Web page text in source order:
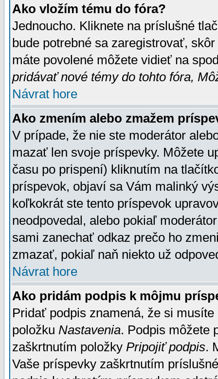
Ako vložím tému do fóra?
Jednoucho. Kliknete na príslušné
bude potrebné sa zaregistrovať,
máte povolené môžete vidieť na
pridávať nové témy do tohto fóra,
Návrat hore
Ako zmením alebo zmažem
V prípade, že nie ste moderátor
mazať len svoje príspevky. Môžete
času po prispení) kliknutím na
príspevok, objaví sa Vám malinký
koľkokrát ste tento príspevok
neodpovedal, alebo pokiaľ
sami zanechať odkaz prečo ho
zmazať, pokiaľ naň niekto už
Návrat hore
Ako pridám podpis k môjmu
Pridať podpis znamená, že si
položku Nastavenia. Podpis môžete
zaškrtnutím položky Pripojiť podpis.
Vaše príspevky zaškrtnutím